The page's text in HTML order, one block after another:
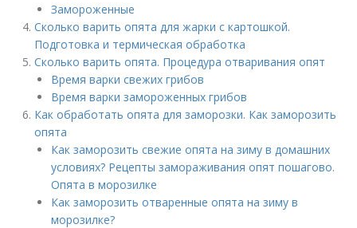
Замороженные
Сколько варить опята для жарки с картошкой.
Подготовка и термическая обработка
Сколько варить опята. Процедура отваривания опят
Время варки свежих грибов
Время варки замороженных грибов
Как обработать опята для заморозки. Как заморозить
опята
Как заморозить свежие опята на зиму в домашних
условиях? Рецепты замораживания опят пошагово.
Опята в морозилке
Как заморозить отваренные опята на зиму в
морозилке?